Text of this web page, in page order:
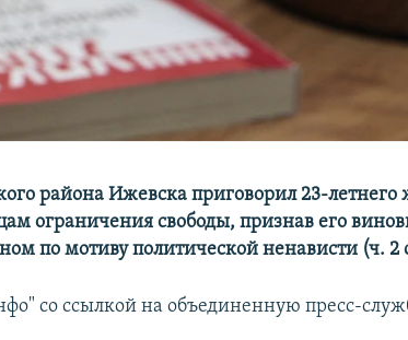
района Ижевска приговорил 23-летнего
ограничения свободы, признав его
по мотиву политической ненависти (ч. 2
со ссылкой на объединенную пресс-